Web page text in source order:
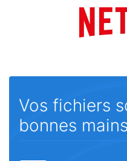
Vos fichiers
bonnes mains